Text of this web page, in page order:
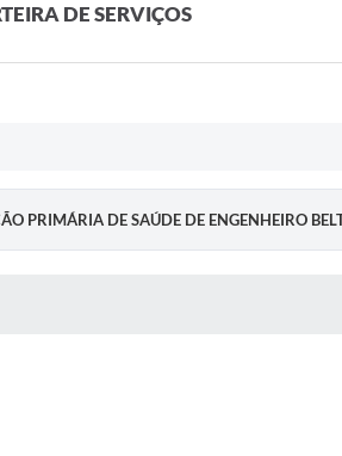
DE SERVIÇOS
PRIMÁRIA DE SAÚDE DE ENGENHEIRO